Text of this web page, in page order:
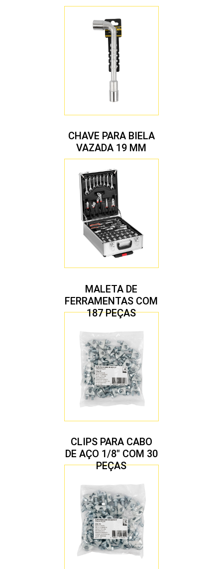
CHAVE PARA BIELA
VAZADA 19 MM
MALETA DE
FERRAMENTAS COM
187 PEÇAS
CLIPS PARA CABO
DE AÇO 1/8″ COM 30
PEÇAS